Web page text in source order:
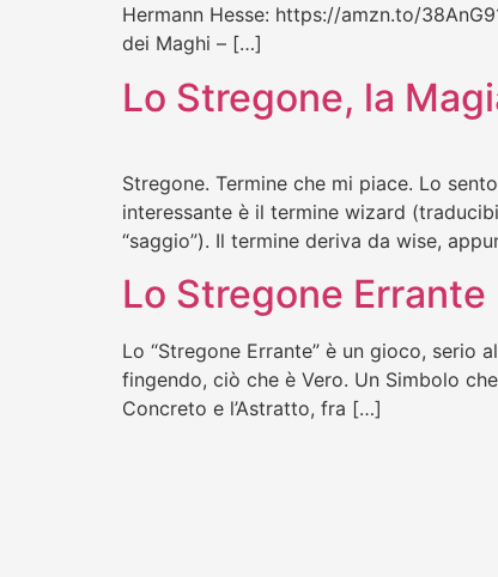
Hermann Hesse: https://amzn.to/
dei Maghi – […]
Lo Stregone, la
Stregone. Termine che mi piace. Lo
interessante è il termine wizard
“saggio”). Il termine deriva da wise,
Lo Stregone Errante
Lo “Stregone Errante” è un gioco, serio
fingendo, ciò che è Vero. Un Simbolo
Concreto e l’Astratto, fra […]